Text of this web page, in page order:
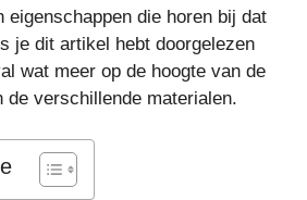
eigenschappen die horen bij dat
je dit artikel hebt doorgelezen
wat meer op de hoogte van de
de verschillende materialen.